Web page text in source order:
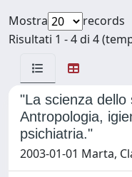
Mostra
records
Risultati 1 - 4 di 4
"La scienza dello
Antropologia,
psichiatria."
2003-01-01 Marta,